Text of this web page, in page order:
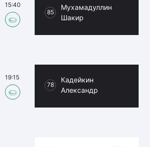
85
Мухамадуллин
Шакир
15:40
78
Кадейкин
Александр
19:15